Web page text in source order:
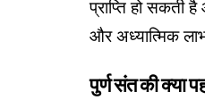
प्राप्ति हो सकती
और अध्यात्मिक
पुर्ण संत की क्या